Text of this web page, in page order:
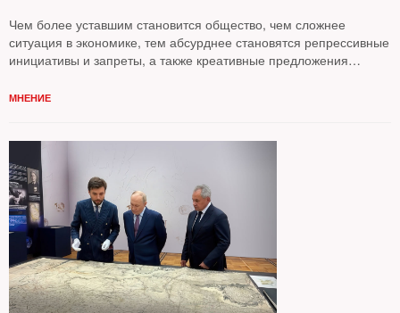
Чем более уставшим становится общество, чем сложнее
ситуация в экономике, тем абсурднее становятся репрессивные
инициативы и запреты, а также креативные предложения
МНЕНИЕ